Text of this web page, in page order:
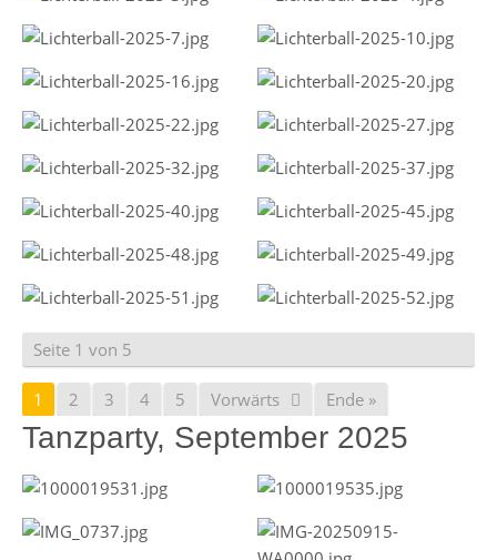
Seite 1 von 5
1 2 3 4 5 Vorwärts Ende »
Tanzparty, September 2025